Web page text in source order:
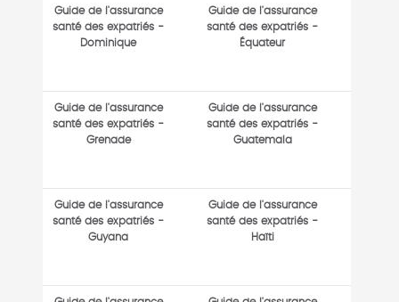
Guide de l'assurance
santé des expatriés -
Dominique
Guide de l'assurance
santé des expatriés -
Équateur
Guide de l'assurance
santé des expatriés -
Grenade
Guide de l'assurance
santé des expatriés -
Guatemala
Guide de l'assurance
santé des expatriés -
Guyana
Guide de l'assurance
santé des expatriés -
Haïti